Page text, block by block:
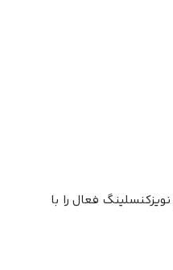
فعال را با